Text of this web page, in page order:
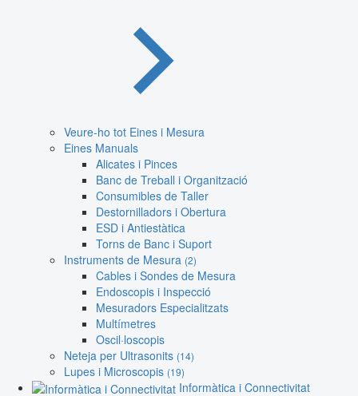
Veure-ho tot Eines i Mesura
Eines Manuals
Alicates i Pinces
Banc de Treball i Organització
Consumibles de Taller
Destornilladors i Obertura
ESD i Antiestàtica
Torns de Banc i Suport
Instruments de Mesura (2)
Cables i Sondes de Mesura
Endoscopis i Inspecció
Mesuradors Especialitzats
Multímetres
Oscil·loscopis
Neteja per Ultrasonits (14)
Lupes i Microscopis (19)
Informàtica i Connectivitat